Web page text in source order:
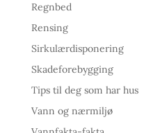
Regnbed
Rensing
Sirkulærdisponering
Skadeforebygging
Tips til deg som har hus
Vann og nærmiljø